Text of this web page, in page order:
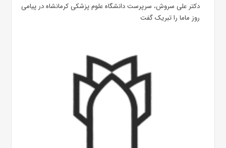
دکتر علی سروش، سرپرست دانشگاه علوم پزشکی کرمانشاه در پیامی
روز ماما را تبریک گفت